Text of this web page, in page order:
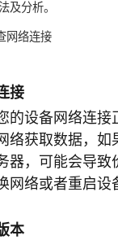
及分析。
接
的设备网络连接
络获取数据，如
器，可能会导致
网络或者重启设
本